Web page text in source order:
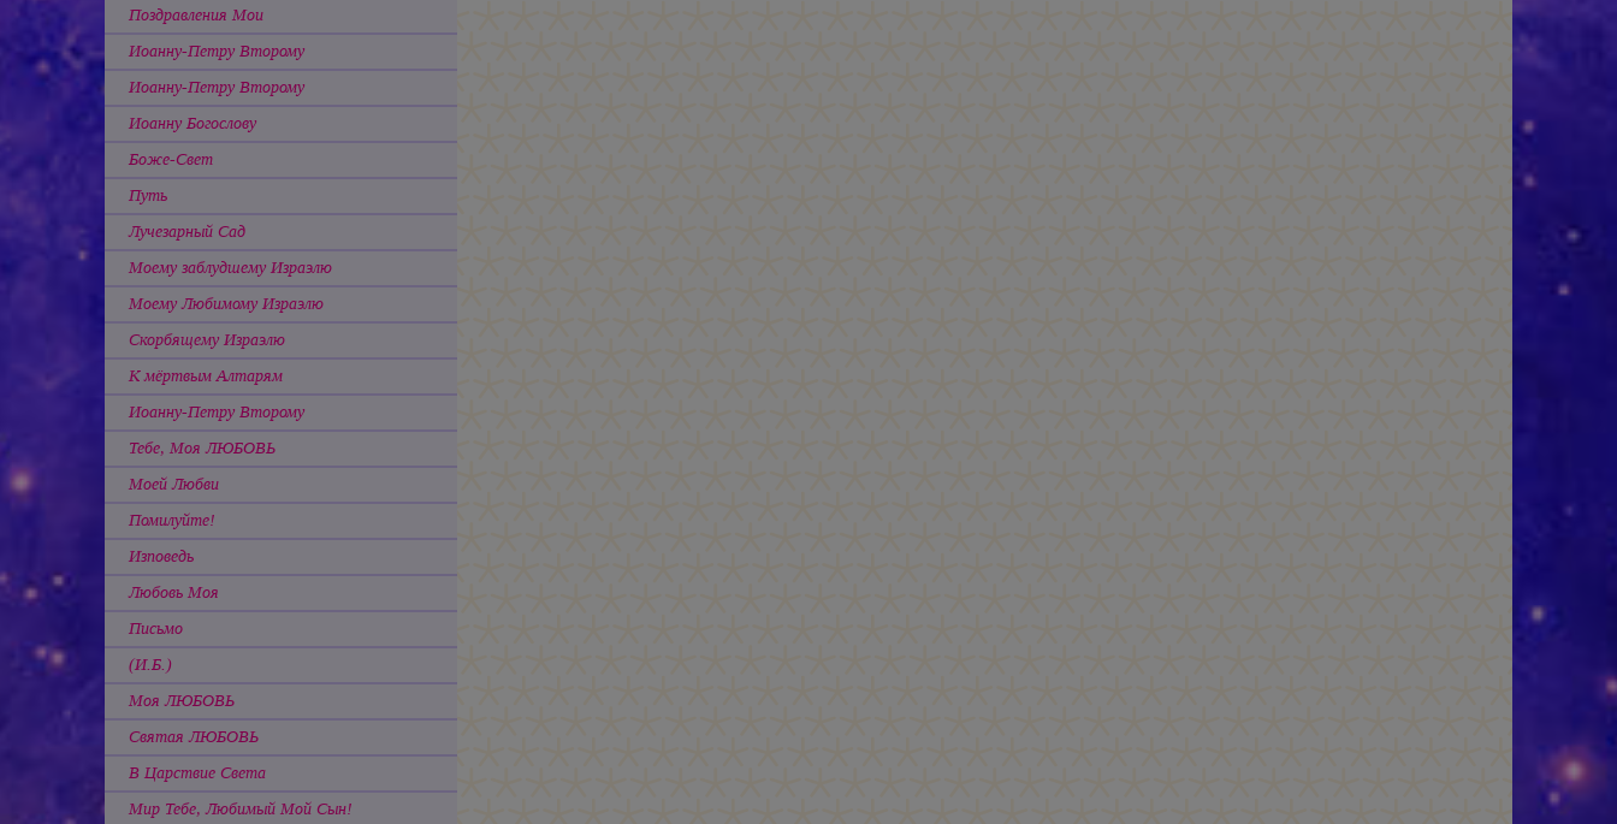
Поздравления Мои
Иоанну-Петру Второму
Иоанну-Петру Второму
Иоанну Богослову
Боже-Свет
Путь
Лучезарный Сад
Моему заблудшему Израэлю
Моему Любимому Израэлю
Скорбящему Израэлю
К мёртвым Алтарям
Иоанну-Петру Второму
Тебе, Моя ЛЮБОВЬ
Моей Любви
Помилуйте!
Изповедь
Любовь Моя
Письмо
(И.Б.)
Моя ЛЮБОВЬ
Святая ЛЮБОВЬ
В Царствие Света
Мир Тебе, Любимый Мой Сын!